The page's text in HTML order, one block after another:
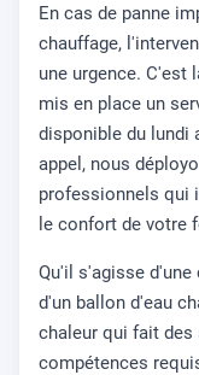
En cas de panne
chauffage,
une urgence. C'est
mis en place un
disponible du lundi
appel, nous
professionnels qui
le confort de votre
Qu'il s'agisse
d'un ballon d'eau
chaleur qui fait des
compétences